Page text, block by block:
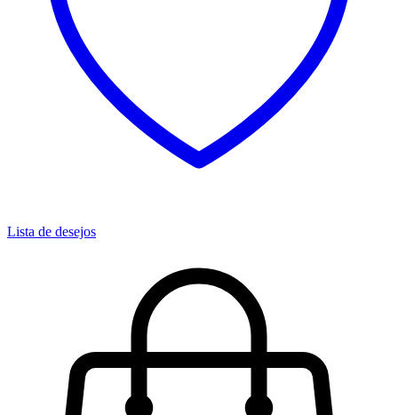
Lista de desejos